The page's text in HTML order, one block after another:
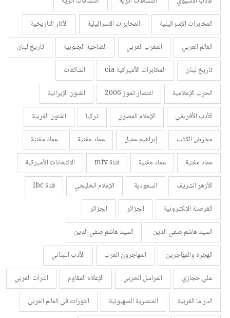
المخابرات الإسرائيلية
المخابرات الإسرائيلية
الأثار التاريخية
العالم العربي
المغرب العربي الضاحية الجنوبية
تاريخ لبنان
تاريخ لبنان
المخابرات الأميركية cia
الشائعات
الحرب الإعلامية
انتصار تموز 2006
الفنون الإيرانية
الأدب الأفريقي
الإعلام المصري تركيا
الفنون الغربية
معارض الكتب
إبراهيم عقيل عماد مغنية
عماد مغنية
عماد مغنية
عماد مغنية قناة mtv
الانتخابات الأميركية
الأزهر الشريف
السعودية الإعلام الخليجي
قناة lbc
القرصنة الإلكترونية
الجزائر
الجزائر
السيد هاشم صفي الدين
السيد هاشم صفي الدين
الهجرة والمهاجرين
المهاجرون العرب
الأدب اللبناني
علي حجازي
المراسل الحربي الإعلام المقاوم
التراث العربي
الدراما الغربية
العنصرية الصهيونية
الثورات في العالم العربي